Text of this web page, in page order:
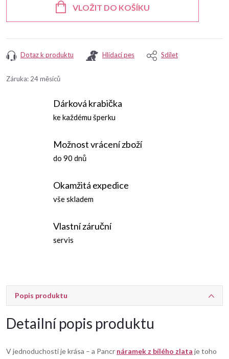
VLOŽIT DO KOŠÍKU
Dotaz k produktu Hlídací pes Sdílet
Záruka: 24 měsíců
Dárková krabička
ke každému šperku
Možnost vrácení zboží
do 90 dnů
Okamžitá expedice
vše skladem
Vlastní záruční
servis
Popis produktu
Detailní popis produktu
V jednoduchosti je krása – a Pancr náramek z bílého zlata je toho